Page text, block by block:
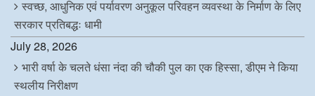
स्वच्छ, आधुनिक एवं पर्यावरण अनुकूल परिवहन व्यवस्था के निर्माण के लिए
सरकार प्रतिबद्धः धामी
July 28, 2026
भारी वर्षा के चलते धंसा नंदा की चौकी पुल का एक हिस्सा, डीएम ने किया
स्थलीय निरीक्षण